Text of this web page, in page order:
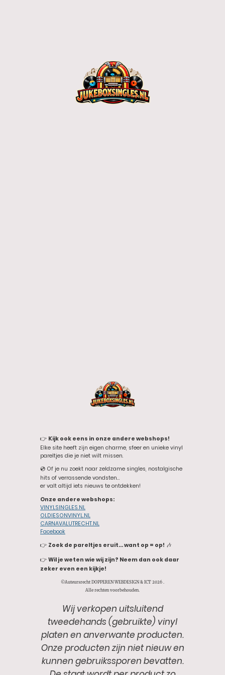
👉 Kijk ook eens in onze andere webshops!
Elke site heeft zijn eigen charme, sfeer en unieke vinyl
pareltjes die je niet wilt missen.
💿 Of je nu zoekt naar zeldzame singles, nostalgische
hits of verrassende vondsten…
er valt altijd iets nieuws te ontdekken!
Onze andere webshops:
VINYLSINGLES.NL
OLDIESONVINYL.NL
CARNAVALUTRECHT.NL
Facebook
👉 Zoek de pareltjes eruit… want op = op! 🎶
👉 Wil je weten wie wij zijn? Neem dan ook daar
zeker even een kijkje!
©Auteursrecht DOPPEREN WEBDESIGN & ICT 2026 .
Alle rechten voorbehouden.
Wij verkopen uitsluitend
tweedehands (gebruikte) vinyl
platen en anverwante producten.
Onze producten zijn niet nieuw en
kunnen gebruikssporen bevatten.